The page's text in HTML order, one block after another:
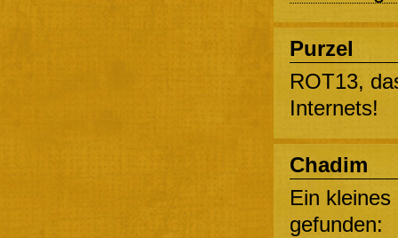
Purzel
ROT13,
Internets!
Chadim
Ein
gefunden: